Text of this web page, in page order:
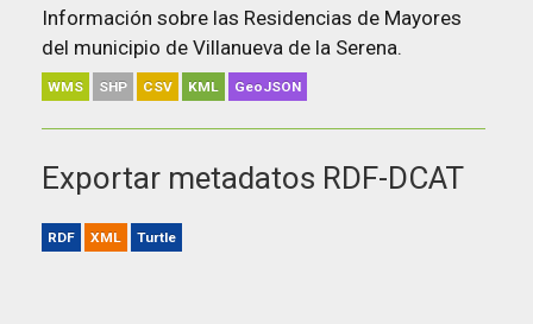
Información sobre las Residencias de Mayores
del municipio de Villanueva de la Serena.
WMS SHP CSV KML GeoJSON
Exportar metadatos RDF-DCAT
RDF XML Turtle